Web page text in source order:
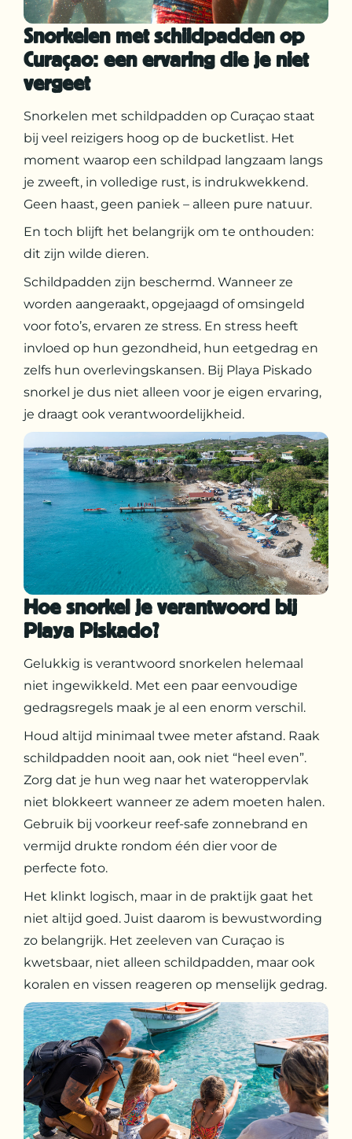
Snorkelen met schildpadden op
Curaçao: een ervaring die je niet
vergeet
Snorkelen met schildpadden op Curaçao staat
bij veel reizigers hoog op de bucketlist. Het
moment waarop een schildpad langzaam langs
je zweeft, in volledige rust, is indrukwekkend.
Geen haast, geen paniek – alleen pure natuur.
En toch blijft het belangrijk om te onthouden:
dit zijn wilde dieren.
Schildpadden zijn beschermd. Wanneer ze
worden aangeraakt, opgejaagd of omsingeld
voor foto’s, ervaren ze stress. En stress heeft
invloed op hun gezondheid, hun eetgedrag en
zelfs hun overlevingskansen. Bij Playa Piskado
snorkel je dus niet alleen voor je eigen ervaring,
je draagt ook verantwoordelijkheid.
Hoe snorkel je verantwoord bij
Playa Piskado?
Gelukkig is verantwoord snorkelen helemaal
niet ingewikkeld. Met een paar eenvoudige
gedragsregels maak je al een enorm verschil.
Houd altijd minimaal twee meter afstand. Raak
schildpadden nooit aan, ook niet “heel even”.
Zorg dat je hun weg naar het wateroppervlak
niet blokkeert wanneer ze adem moeten halen.
Gebruik bij voorkeur reef-safe zonnebrand en
vermijd drukte rondom één dier voor de
perfecte foto.
Het klinkt logisch, maar in de praktijk gaat het
niet altijd goed. Juist daarom is bewustwording
zo belangrijk. Het zeeleven van Curaçao is
kwetsbaar, niet alleen schildpadden, maar ook
koralen en vissen reageren op menselijk gedrag.